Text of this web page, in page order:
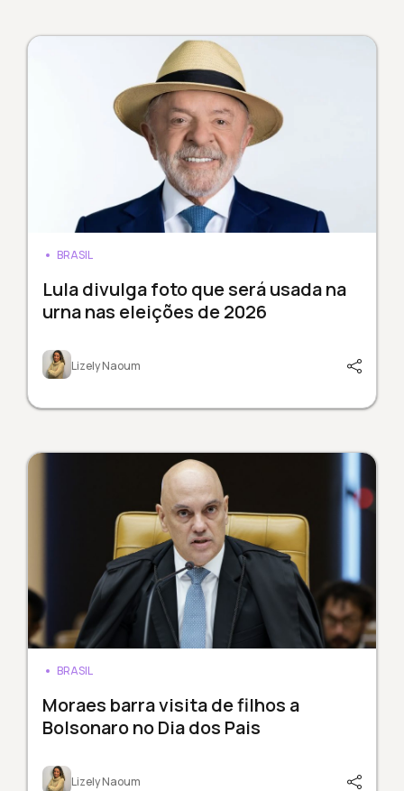
BRASIL
Lula divulga foto que será usada na
urna nas eleições de 2026
Lizely Naoum
BRASIL
Moraes barra visita de filhos a
Bolsonaro no Dia dos Pais
Lizely Naoum